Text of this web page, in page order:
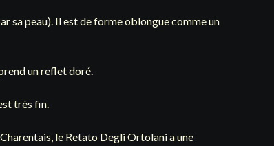
sa peau). Il est de forme oblongue comme un
un reflet doré.
très fin.
le Retato Degli Ortolani a une